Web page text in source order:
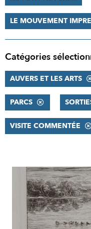
LE MOUVEMENT
Catégories
AUVERS ET LES ARTS
PARCS
VISITE COMMENTÉE
RÉSULTATS